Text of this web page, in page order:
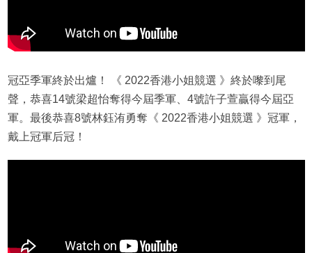
冠亞季軍終於出爐！ 《 2022香港小姐競選 》終於嚟到尾
聲，恭喜14號梁超怡奪得今屆季軍、4號許子萱贏得今屆亞
軍。最後恭喜8號林鈺洧勇奪《 2022香港小姐競選 》冠軍，
戴上冠軍后冠！